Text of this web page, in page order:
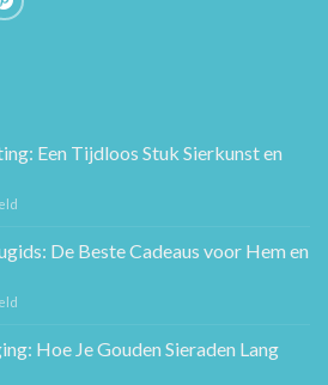
Een Tijdloos Stuk Sierkunst en
Gouden
Sierkunst
De Beste Cadeaus voor Hem en
Cadeaugids:
De
Hoe Je Gouden Sieraden Lang